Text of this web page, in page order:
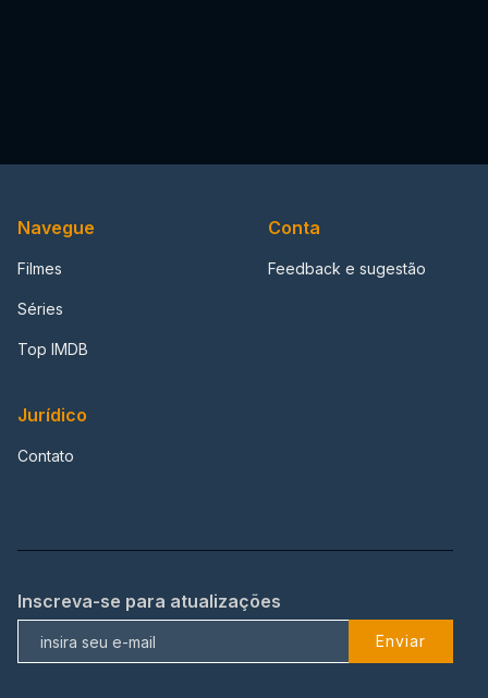
Navegue
Filmes
Séries
Top IMDB
Conta
Feedback e sugestão
Jurídico
Contato
Inscreva-se para atualizações
Enviar